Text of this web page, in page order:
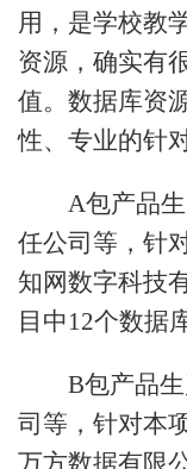
用，是学校教
资源，确实有
值。数据库资
性、专业的针
A包产品
任公司等，针
知网数字科技
目中12个数据
B包产品
司等，针对本